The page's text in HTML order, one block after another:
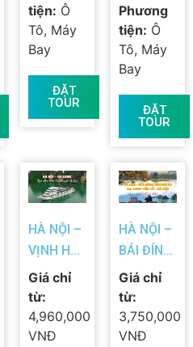
tiện: Ô
Tô, Máy
Bay
ĐẶT
TOUR
Phương
tiện: Ô
Tô, Máy
Bay
ĐẶT
TOUR
HÀ NỘI –
VỊNH HẠ
LONG
TRÊN DU
THUYỀN
3 SAO –
Giá chỉ
từ:
4,960,000
VNĐ
HÀ NỘI –
BÁI ĐÍNH,
TRÀNG
AN – HẠ
LONG –
YÊN TỬ –
Giá chỉ
từ:
3,750,000
VNĐ